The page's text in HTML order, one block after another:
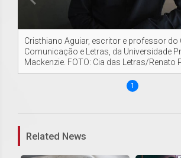
Cristhiano Aguiar, escritor e professor do
Comunicação e Letras, da Universidade
Mackenzie. FOTO: Cia das Letras/Renato
1
Related News